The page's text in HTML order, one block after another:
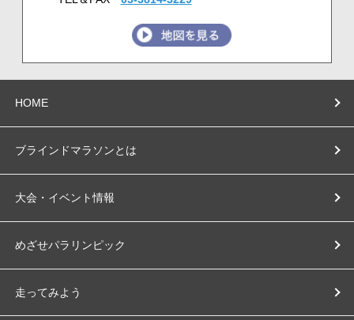
HOME
ブラインドマラソンとは
大会・イベント情報
めざせパラリンピック
走ってみよう